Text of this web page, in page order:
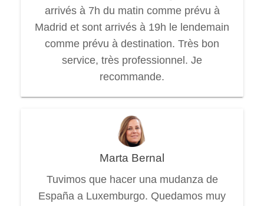
arrivés à 7h du matin comme prévu à
Madrid et sont arrivés à 19h le lendemain
comme prévu à destination. Très bon
service, très professionnel. Je
recommande.
Marta Bernal
Tuvimos que hacer una mudanza de
España a Luxemburgo. Quedamos muy